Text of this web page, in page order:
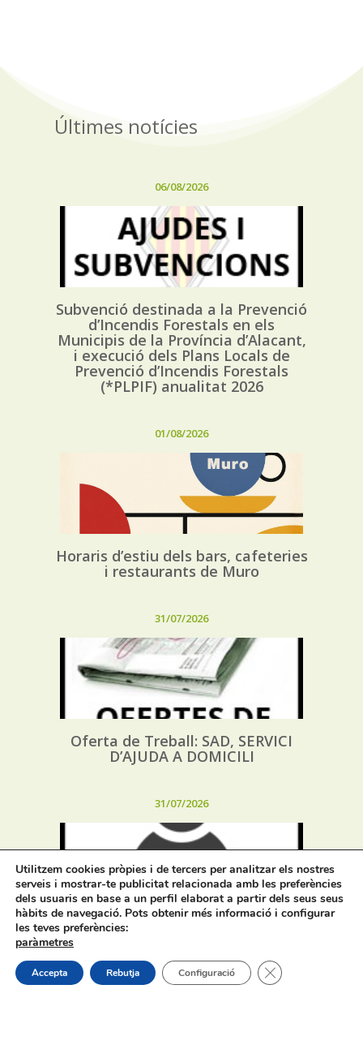
Últimes notícies
06/08/2026
Subvenció destinada a la Prevenció
d’Incendis Forestals en els
Municipis de la Província d’Alacant,
i execució dels Plans Locals de
Prevenció d’Incendis Forestals
(*PLPIF) anualitat 2026
01/08/2026
Horaris d’estiu dels bars, cafeteries
i restaurants de Muro
31/07/2026
Oferta de Treball: SAD, SERVICI
D’AJUDA A DOMICILI
31/07/2026
Procés selectiu 1 plaça tècnic/a de
joventut – torn lliure – oposició
Utilitzem cookies pròpies i de tercers per analitzar els nostres
serveis i mostrar-te publicitat relacionada amb les preferències
dels usuaris en base a un perfil elaborat a partir dels seus seus
hàbits de navegació. Pots obtenir més informació i configurar
les teves preferències:
paràmetres
Accepta Rebutja Configuració Tanca el bàner de